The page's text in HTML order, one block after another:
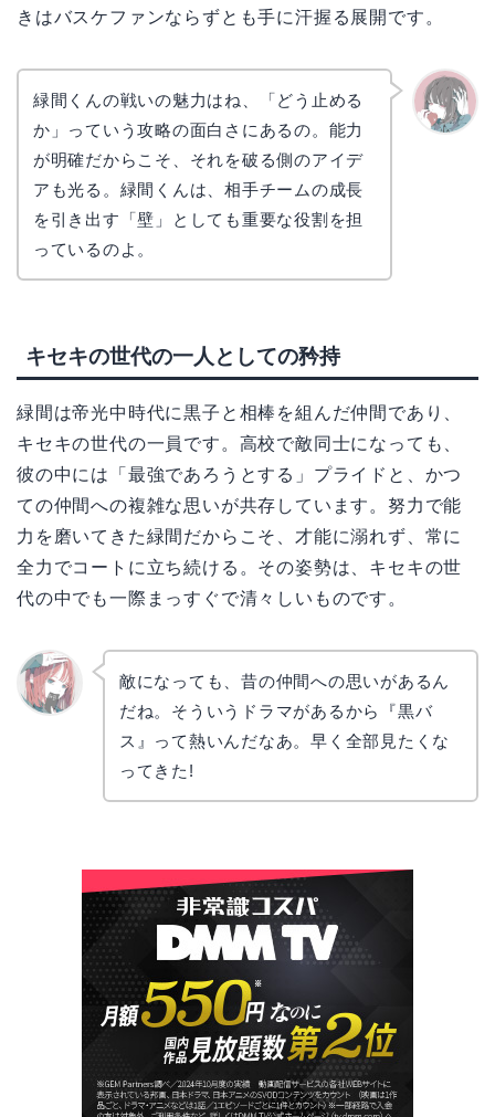
きはバスケファンならずとも手に汗握る展開です。
緑間くんの戦いの魅力はね、「どう止める
か」っていう攻略の面白さにあるの。能力
が明確だからこそ、それを破る側のアイデ
アも光る。緑間くんは、相手チームの成長
を引き出す「壁」としても重要な役割を担
っているのよ。
キセキの世代の一人としての矜持
緑間は帝光中時代に黒子と相棒を組んだ仲間であり、
キセキの世代の一員です。高校で敵同士になっても、
彼の中には「最強であろうとする」プライドと、かつ
ての仲間への複雑な思いが共存しています。努力で能
力を磨いてきた緑間だからこそ、才能に溺れず、常に
全力でコートに立ち続ける。その姿勢は、キセキの世
代の中でも一際まっすぐで清々しいものです。
敵になっても、昔の仲間への思いがあるん
だね。そういうドラマがあるから『黒バ
ス』って熱いんだなあ。早く全部見たくな
ってきた!